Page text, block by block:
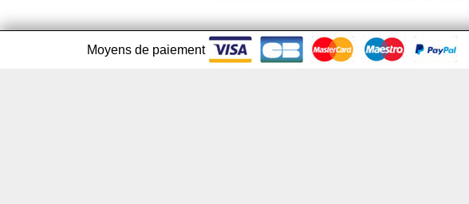
Moyens de paiement